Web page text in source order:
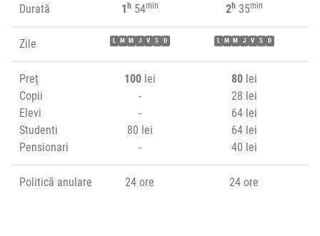
Durată 1 h54min 2h35min
Zile L M M J V S D L M M J V S D
Preț
Copii
Elevi
Studenti
Pensionari
100lei
-
-
80 lei
-
80lei
28 lei
64 lei
64 lei
40 lei
Politică anulare 24 ore 24 ore